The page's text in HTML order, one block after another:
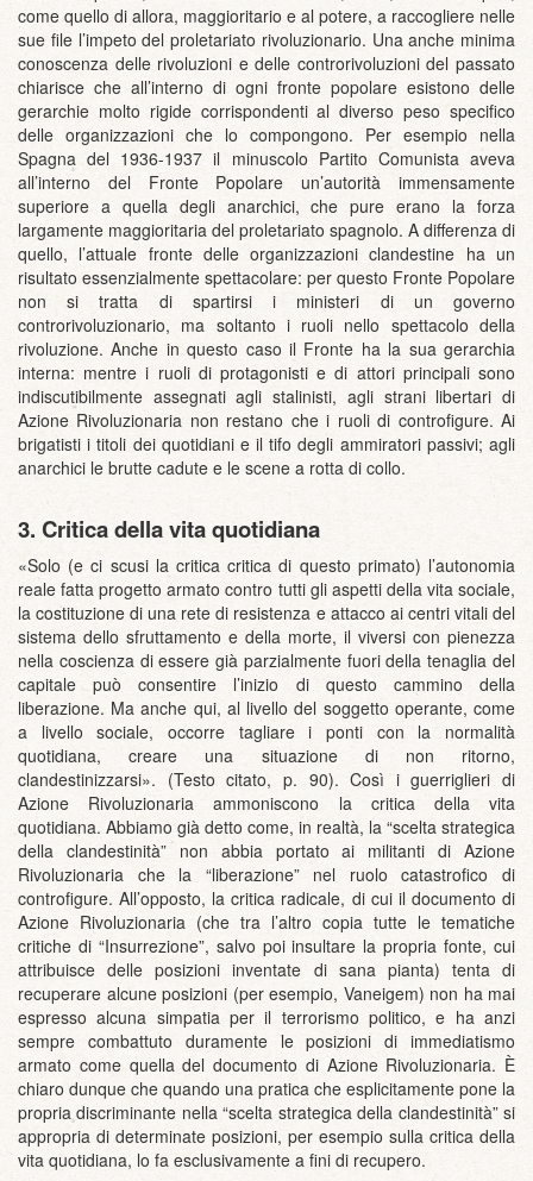
come quello di allora, maggioritario e al potere, a raccogliere nelle
sue file l’impeto del proletariato rivoluzionario. Una anche minima
conoscenza delle rivoluzioni e delle controrivoluzioni del passato
chiarisce che all’interno di ogni fronte popolare esistono delle
gerarchie molto rigide corrispondenti al diverso peso specifico
delle organizzazioni che lo compongono. Per esempio nella
Spagna del 1936-1937 il minuscolo Partito Comunista aveva
all’interno del Fronte Popolare un’autorità immensamente
superiore a quella degli anarchici, che pure erano la forza
largamente maggioritaria del proletariato spagnolo. A differenza di
quello, l’attuale fronte delle organizzazioni clandestine ha un
risultato essenzialmente spettacolare: per questo Fronte Popolare
non si tratta di spartirsi i ministeri di un governo
controrivoluzionario, ma soltanto i ruoli nello spettacolo della
rivoluzione. Anche in questo caso il Fronte ha la sua gerarchia
interna: mentre i ruoli di protagonisti e di attori principali sono
indiscutibilmente assegnati agli stalinisti, agli strani libertari di
Azione Rivoluzionaria non restano che i ruoli di controfigure. Ai
brigatisti i titoli dei quotidiani e il tifo degli ammiratori passivi; agli
anarchici le brutte cadute e le scene a rotta di collo.
3. Critica della vita quotidiana
«Solo (e ci scusi la critica critica di questo primato) l’autonomia
reale fatta progetto armato contro tutti gli aspetti della vita sociale,
la costituzione di una rete di resistenza e attacco ai centri vitali del
sistema dello sfruttamento e della morte, il viversi con pienezza
nella coscienza di essere già parzialmente fuori della tenaglia del
capitale può consentire l’inizio di questo cammino della
liberazione. Ma anche qui, al livello del soggetto operante, come
a livello sociale, occorre tagliare i ponti con la normalità
quotidiana, creare una situazione di non ritorno,
clandestinizzarsi». (Testo citato, p. 90). Così i guerriglieri di
Azione Rivoluzionaria ammoniscono la critica della vita
quotidiana. Abbiamo già detto come, in realtà, la “scelta strategica
della clandestinità” non abbia portato ai militanti di Azione
Rivoluzionaria che la “liberazione” nel ruolo catastrofico di
controfigure. All’opposto, la critica radicale, di cui il documento di
Azione Rivoluzionaria (che tra l’altro copia tutte le tematiche
critiche di “Insurrezione”, salvo poi insultare la propria fonte, cui
attribuisce delle posizioni inventate di sana pianta) tenta di
recuperare alcune posizioni (per esempio, Vaneigem) non ha mai
espresso alcuna simpatia per il terrorismo politico, e ha anzi
sempre combattuto duramente le posizioni di immediatismo
armato come quella del documento di Azione Rivoluzionaria. È
chiaro dunque che quando una pratica che esplicitamente pone la
propria discriminante nella “scelta strategica della clandestinità” si
appropria di determinate posizioni, per esempio sulla critica della
vita quotidiana, lo fa esclusivamente a fini di recupero.